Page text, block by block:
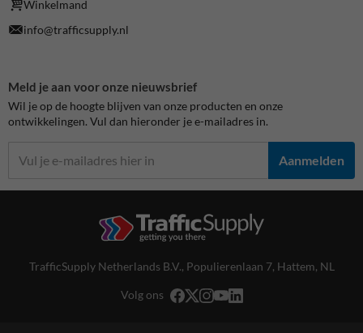
Winkelmand
info@trafficsupply.nl
Meld je aan voor onze nieuwsbrief
Wil je op de hoogte blijven van onze producten en onze
ontwikkelingen. Vul dan hieronder je e-mailadres in.
Aanmelden
TrafficSupply Netherlands B.V., Populierenlaan 7, Hattem, NL
Volg ons